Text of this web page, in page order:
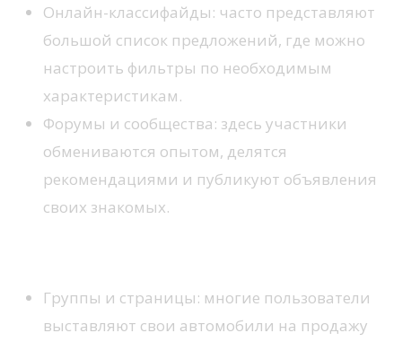
Онлайн-классифайды: часто представляют
большой список предложений, где можно
настроить фильтры по необходимым
характеристикам.
Форумы и сообщества: здесь участники
обмениваются опытом, делятся
рекомендациями и публикуют объявления
своих знакомых.
Группы и страницы: многие пользователи
выставляют свои автомобили на продажу